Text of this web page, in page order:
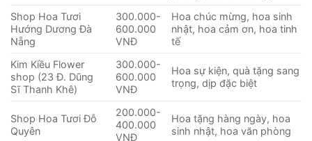
Shop Hoa Tươi
Hướng Dương Đà
Nẵng
300.000-
600.000
VNĐ
Hoa chúc mừng, hoa sinh
nhật, hoa cảm ơn, hoa tinh
tế
Kim Kiều Flower
shop (23 Đ. Dũng
Sĩ Thanh Khê)
300.000-
600.000
VNĐ
Hoa sự kiện, quà tặng sang
trọng, dịp đặc biệt
Shop Hoa Tươi Đỗ
Quyên
200.000-
400.000
VNĐ
Hoa tặng hàng ngày, hoa
sinh nhật, hoa văn phòng